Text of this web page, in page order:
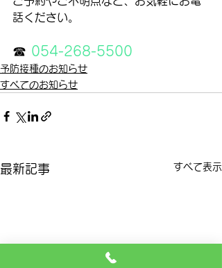
話ください。
☎ 054-268-5500
予防接種のお知らせ
すべてのお知らせ
最新記事 すべて表示